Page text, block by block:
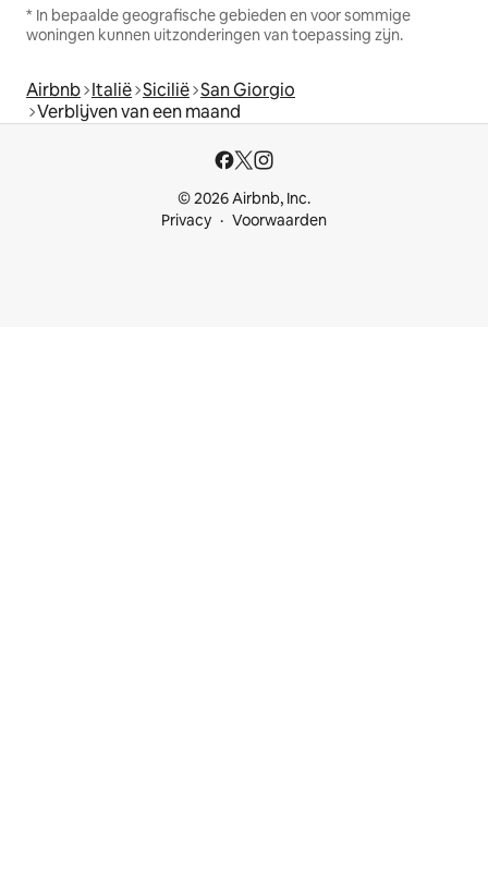
* In bepaalde geografische gebieden en voor sommige
woningen kunnen uitzonderingen van toepassing zijn.
Airbnb Italië Sicilië San Giorgio
Verblijven van een maand
© 2026 Airbnb, Inc.
Privacy
Voorwaarden